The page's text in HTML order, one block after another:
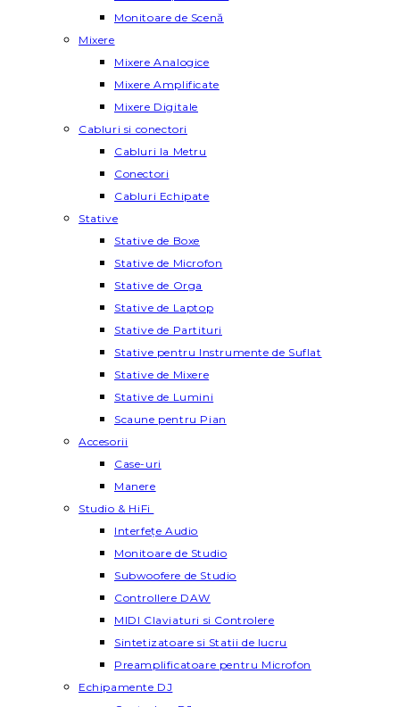
Monitoare de Scenă
Mixere
Mixere Analogice
Mixere Amplificate
Mixere Digitale
Cabluri si conectori
Cabluri la Metru
Conectori
Cabluri Echipate
Stative
Stative de Boxe
Stative de Microfon
Stative de Orga
Stative de Laptop
Stative de Partituri
Stative pentru Instrumente de Suflat
Stative de Mixere
Stative de Lumini
Scaune pentru Pian
Accesorii
Case-uri
Manere
Studio & HiFi
Interfețe Audio
Monitoare de Studio
Subwoofere de Studio
Controllere DAW
MIDI Claviaturi si Controlere
Sintetizatoare si Statii de lucru
Preamplificatoare pentru Microfon
Echipamente DJ